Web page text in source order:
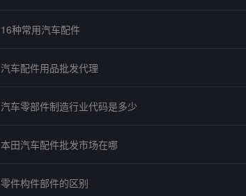
16种常用汽车配件
汽车配件用品批发代理
汽车零部件制造行业代码是多少
本田汽车配件批发市场在哪
零件构件部件的区别